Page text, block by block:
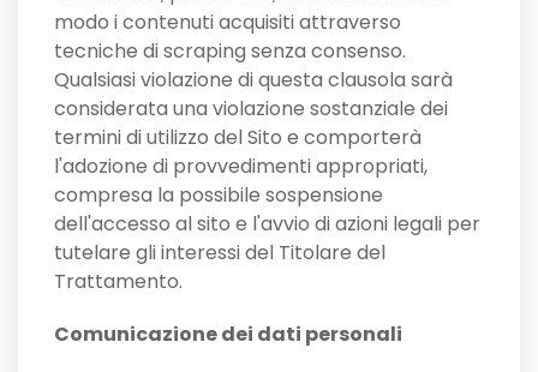
modo i contenuti acquisiti attraverso
tecniche di scraping senza consenso.
Qualsiasi violazione di questa clausola sarà
considerata una violazione sostanziale dei
termini di utilizzo del Sito e comporterà
l'adozione di provvedimenti appropriati,
compresa la possibile sospensione
dell'accesso al sito e l'avvio di azioni legali per
tutelare gli interessi del Titolare del
Trattamento.
Comunicazione dei dati personali